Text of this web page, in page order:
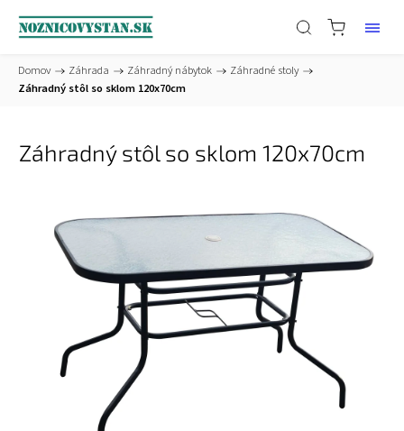
Domov / Záhrada / Záhradný nábytok / Záhradné stoly /
Záhradný stôl so sklom 120x70cm
Záhradný stôl so sklom 120x70cm